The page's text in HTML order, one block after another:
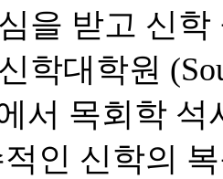
을 받고 신
학대학원
서 목회학
인 신학의